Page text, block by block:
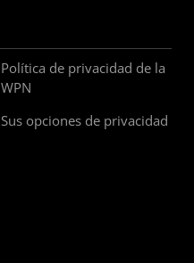
Política de privacidad de la
WPN
Sus opciones de privacidad